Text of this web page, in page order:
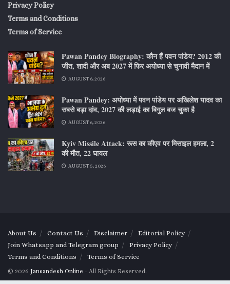
Privacy Policy
Terms and Conditions
Terms of Service
Pawan Pandey Biography: कौन हैं पवन पांडेय? 2012 की
जीत, शादी और अब 2027 में फिर अयोध्या से चुनावी मैदान में
AUGUST 6, 2026
Pawan Pandey: अयोध्या में पवन पांडेय पर अखिलेश यादव का
सबसे बड़ा दांव, 2027 की लड़ाई का बिगुल बज चुका है
AUGUST 6, 2026
Kyiv Missile Attack: रूस का कीएव पर मिसाइल हमला, 2
की मौत, 22 घायल
AUGUST 5, 2026
About Us Contact Us Disclaimer
Editorial Policy
Join Whatsapp and Telegram group
Privacy Policy
Terms and Conditions
Terms of Service
© 2026 Jansandesh Online - All Rights Reserved.